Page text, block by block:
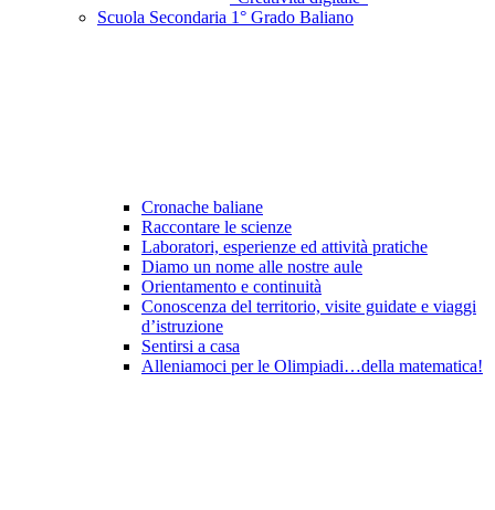
Scuola Secondaria 1° Grado Baliano
Cronache baliane
Raccontare le scienze
Laboratori, esperienze ed attività pratiche
Diamo un nome alle nostre aule
Orientamento e continuità
Conoscenza del territorio, visite guidate e viaggi
d’istruzione
Sentirsi a casa
Alleniamoci per le Olimpiadi…della matematica!